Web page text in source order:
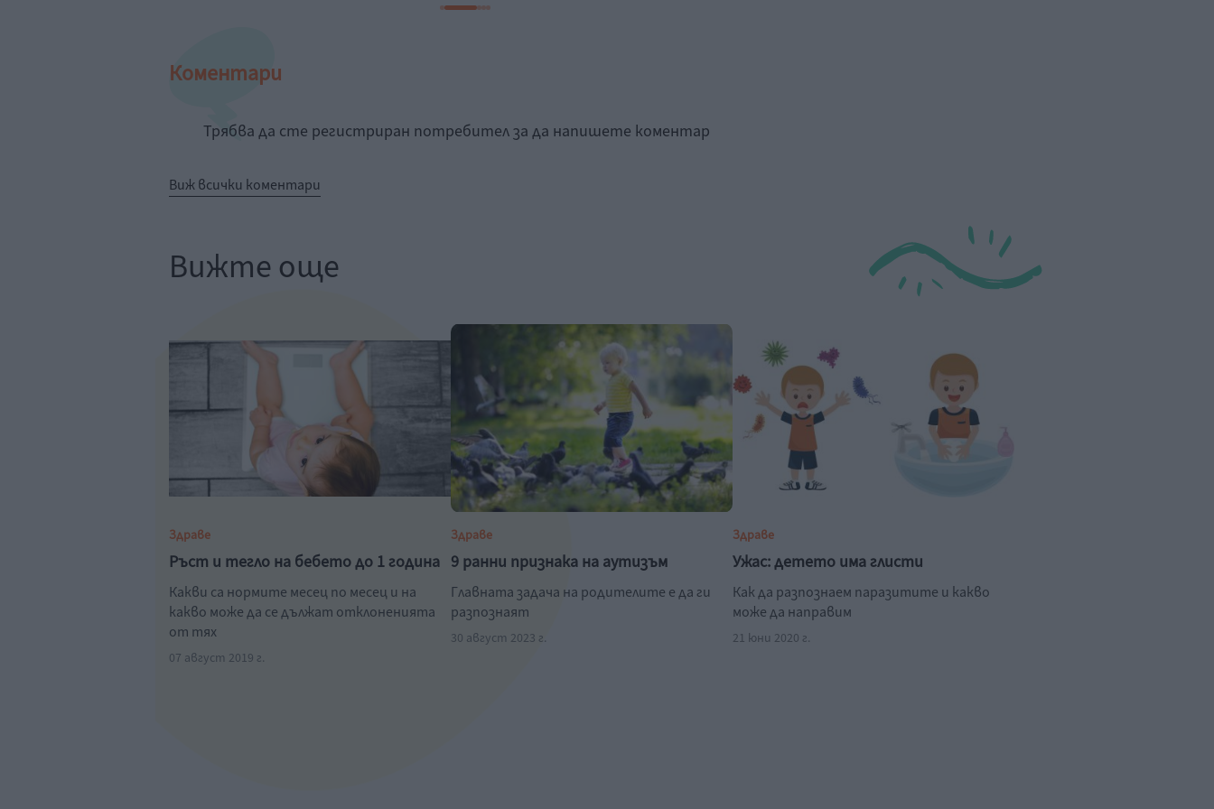
Коментари
Трябва да сте регистриран потребител за да напишете коментар
Виж всички коментари
Вижте още
Здраве
Ръст и тегло на бебето до 1 година
Какви са нормите месец по месец и на
какво може да се дължат отклоненията
от тях
07 август 2019 г.
Здраве
9 ранни признака на аутизъм
Главната задача на родителите е да ги
разпознаят
30 август 2023 г.
Здраве
Ужас: детето има глисти
Как да разпознаем паразитите и какво
може да направим
21 юни 2020 г.